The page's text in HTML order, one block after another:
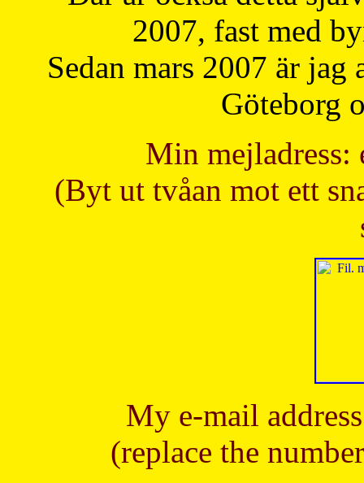
2007, fast med
Sedan mars 2007 är
Göteborg
Min mejladress:
(Byt ut tvåan mot ett
My e-mail
(replace the